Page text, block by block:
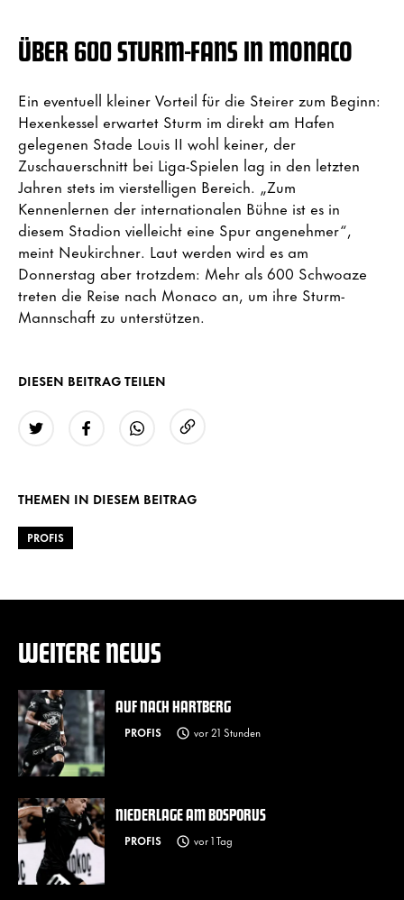
ÜBER 600 STURM-FANS IN MONACO
Ein eventuell kleiner Vorteil für die Steirer zum Beginn:
Hexenkessel erwartet Sturm im direkt am Hafen
gelegenen Stade Louis II wohl keiner, der
Zuschauerschnitt bei Liga-Spielen lag in den letzten
Jahren stets im vierstelligen Bereich. „Zum
Kennenlernen der internationalen Bühne ist es in
diesem Stadion vielleicht eine Spur angenehmer“,
meint Neukirchner. Laut werden wird es am
Donnerstag aber trotzdem: Mehr als 600 Schwoaze
treten die Reise nach Monaco an, um ihre Sturm-
Mannschaft zu unterstützen.
DIESEN BEITRAG TEILEN
THEMEN IN DIESEM BEITRAG
PROFIS
WEITERE NEWS
AUF NACH HARTBERG
PROFIS vor 21 Stunden
NIEDERLAGE AM BOSPORUS
PROFIS vor 1 Tag